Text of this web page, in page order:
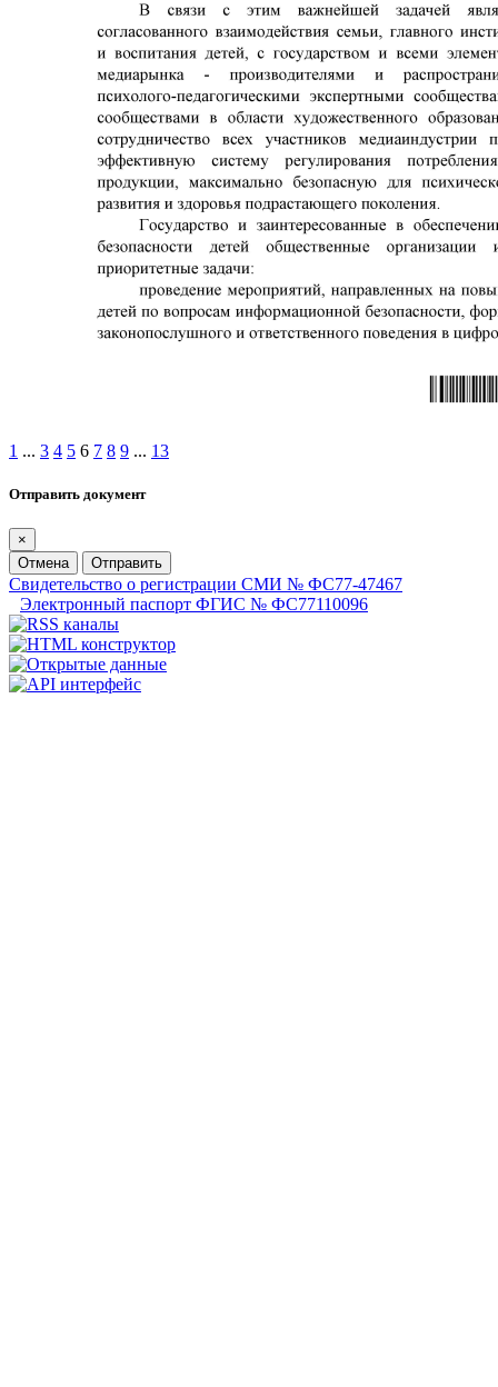
1 ... 3 4 5 6 7 8 9 ... 13
Отправить документ
×
Отмена
Отправить
Свидетельство о регистрации СМИ № ФС77-47467
Электронный паспорт ФГИС № ФС77110096